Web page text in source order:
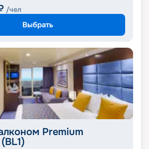
/чел
Выбрать
Premium